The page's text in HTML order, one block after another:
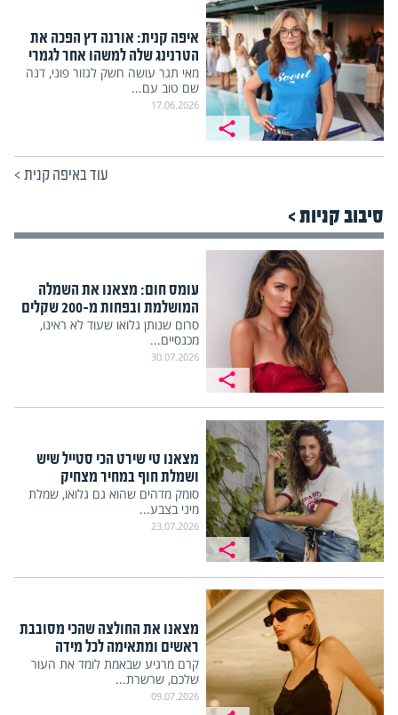
איפה קנית: אורנה דץ הפכה את
הטרנינג שלה למשהו אחר לגמרי
מאי תגר עושה חשק לגזור פוני, דנה
שם טוב עם...
17.06.2026
עוד באיפה קנית>
סיבוב קניות >
עומס חום: מצאנו את השמלה
המושלמת ובפחות מ-200 שקלים
סרום שנותן גלואו שעוד לא ראינו,
מכנסיים...
30.07.2026
מצאנו טי שירט הכי סטייל שיש
ושמלת חוף במחיר מצחיק
סומק מדהים שהוא גם גלואו, שמלת
מיני בצבע...
23.07.2026
מצאנו את החולצה שהכי מסובבת
ראשים ומתאימה לכל מידה
קרם מרגיע שבאמת לומד את העור
שלכם, שרשרת...
09.07.2026